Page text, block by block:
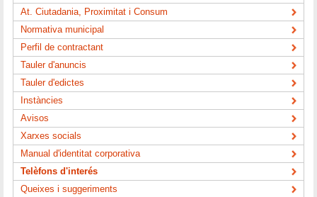
At. Ciutadania, Proximitat i Consum
Normativa municipal
Perfil de contractant
Tauler d'anuncis
Tauler d'edictes
Instàncies
Avisos
Xarxes socials
Manual d'identitat corporativa
Telèfons d'interés
Queixes i suggeriments